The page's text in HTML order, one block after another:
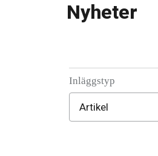
Nyheter
Filter posts
Inläggstyp